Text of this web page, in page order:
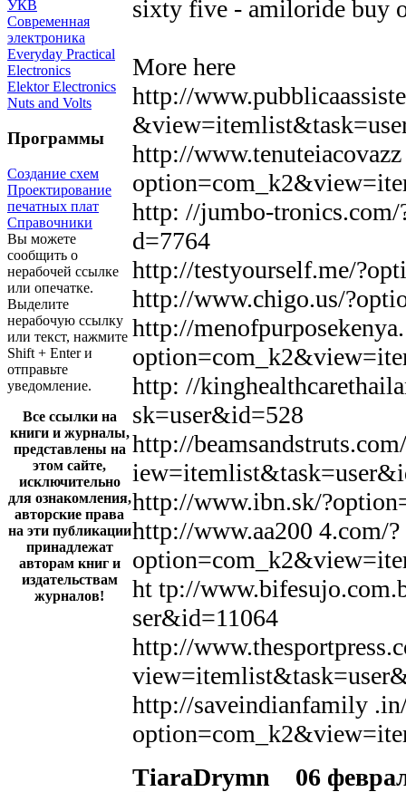
УКВ
Современная
электроника
Everyday Practical
Electronics
Elektor Electronics
Nuts and Volts
Программы
Создание схем
Проектирование
печатных плат
Справочники
Вы можете
сообщить о
нерабочей ссылке
или опечатке.
Выделите
нерабочую ссылку
или текст, нажмите
Shift + Enter и
отправьте
уведомление.
Все ссылки на
книги и журналы,
представлены на
этом сайте,
исключительно
для ознакомления,
авторские права
на эти публикации
принадлежат
авторам книг и
издательствам
журналов!
sixty five - amiloride buy
More here
http://
http://
http: //jumbo-
d=7764
http://testyourself.me/
http://www.chigo.us/
http://
http: //
sk=user&id=528
http://
http://www.ibn.sk/
http://www.aa200 4.com/?
ht tp://
ser&id=11064
http://
http://saveindianfamily
TiaraDrymn
06